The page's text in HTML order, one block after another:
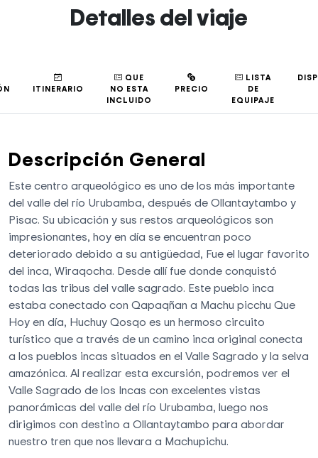
Detalles del viaje
ITINERARIO
QUE
NO ESTA
INCLUIDO
PRECIO
LISTA
DE
EQUIPAJE
Descripción General
Este centro arqueológico es uno de los más importante
del valle del río Urubamba, después de Ollantaytambo y
Pisac. Su ubicación y sus restos arqueológicos son
impresionantes, hoy en día se encuentran poco
deteriorado debido a su antigüedad, Fue el lugar favorito
del inca, Wiraqocha. Desde allí fue donde conquistó
todas las tribus del valle sagrado. Este pueblo inca
estaba conectado con Qapaqñan a Machu picchu Que
Hoy en día, Huchuy Qosqo es un hermoso circuito
turístico que a través de un camino inca original conecta
a los pueblos incas situados en el Valle Sagrado y la selva
amazónica. Al realizar esta excursión, podremos ver el
Valle Sagrado de los Incas con excelentes vistas
panorámicas del valle del río Urubamba, luego nos
dirigimos con destino a Ollantaytambo para abordar
nuestro tren que nos llevara a Machupichu.